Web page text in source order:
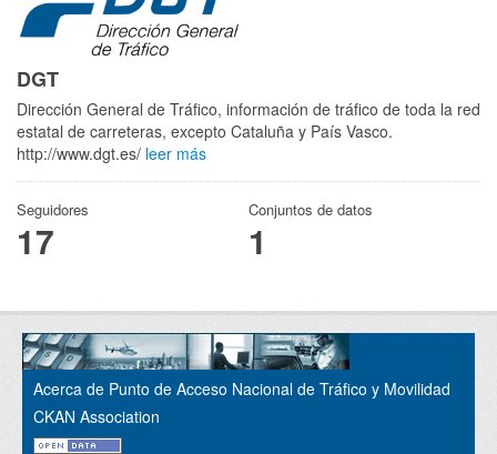
DGT
Dirección General de Tráfico, información de tráfico de toda la red
estatal de carreteras, excepto Cataluña y País Vasco.
http://www.dgt.es/ leer más
Seguidores
17
Conjuntos de datos
1
Acerca de Punto de Acceso Nacional de Tráfico y Movilidad
CKAN Association